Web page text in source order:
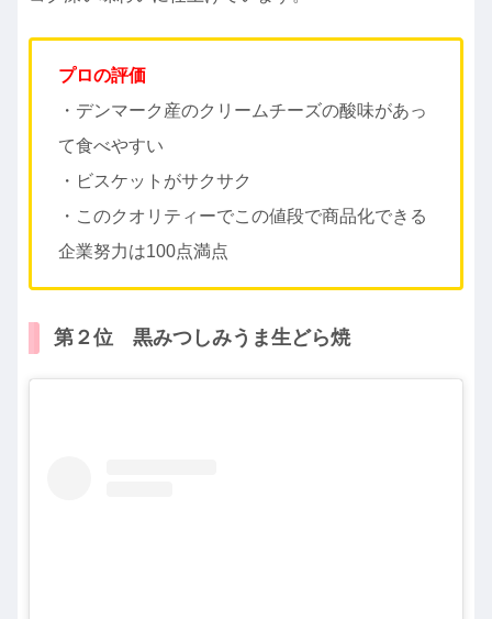
プロの評価
・デンマーク産のクリームチーズの酸味があっ
て食べやすい
・ビスケットがサクサク
・このクオリティーでこの値段で商品化できる
企業努力は100点満点
第２位 黒みつしみうま生どら焼